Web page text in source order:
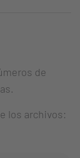
de
los archivos: